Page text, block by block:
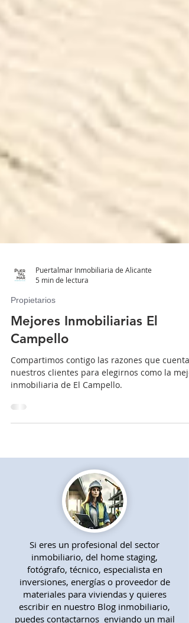
Puertalmar Inmobiliaria de Alicante
Propietarios
Mejores Inmobiliarias El
Campello
Compartimos contigo las razones que cuentan
nuestros clientes para elegirnos como la
Si eres un profesional del sector
inmobiliario, del home staging,
fotógrafo, técnico, especialista en
inversiones, energías o proveedor de